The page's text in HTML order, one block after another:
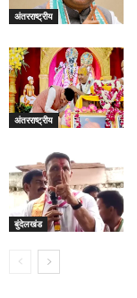
अंतरराष्ट्रीय
अंतरराष्ट्रीय
बुंदेलखंड